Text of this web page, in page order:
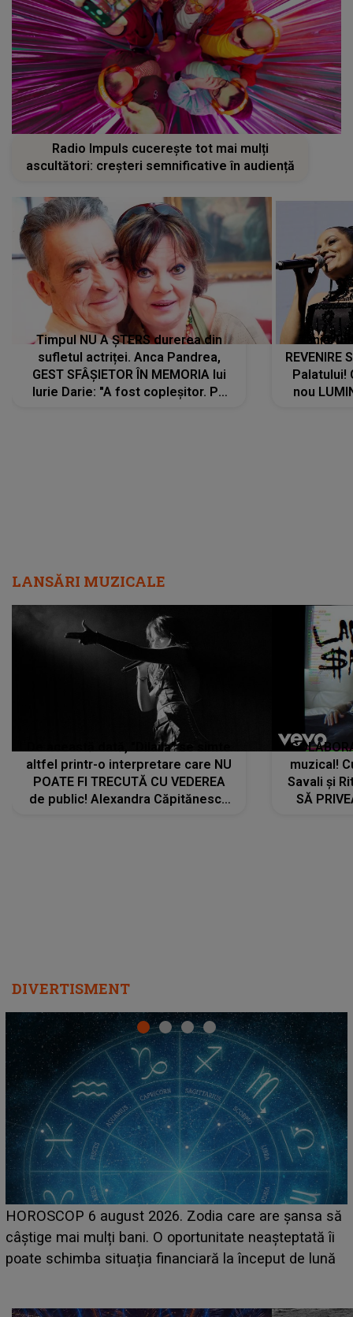
Radio Impuls cucerește tot mai mulți
ascultători: creșteri semnificative în audiență
Timpul NU A ȘTERS durerea din
sufletul actriței. Anca Pandrea,
GEST SFÂȘIETOR ÎN MEMORIA lui
Iurie Darie: "A fost copleșitor. Pe
Tania
REVENIRE
Palatului!
nou
LANSĂRI MUZICALE
De această dată, "Dilaila" se simte
altfel printr-o interpretare care NU
POATE FI TRECUTĂ CU VEDEREA
de public! Alexandra Căpitănescu
muzical!
Savali și
SĂ
DIVERTISMENT
LINE-UP UNTOLD ONE, prima zi. Cine sunt artiștii
care deschid festivalul și de la ce ore au loc cele mai
așteptate concerte pe scena principală?